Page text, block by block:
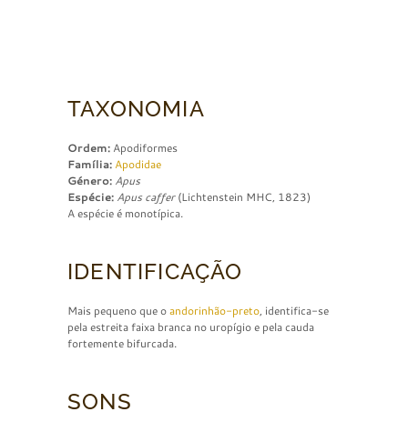
TAXONOMIA
Ordem: Apodiformes
Família: Apodidae
Género: Apus
Espécie: Apus caffer(Lichtenstein MHC, 1823)
A espécie é monotípica.
IDENTIFICAÇÃO
Mais pequeno que oandorinhão-preto, identifica-se
pela estreita faixa branca no uropígio e pela cauda
fortemente bifurcada.
SONS